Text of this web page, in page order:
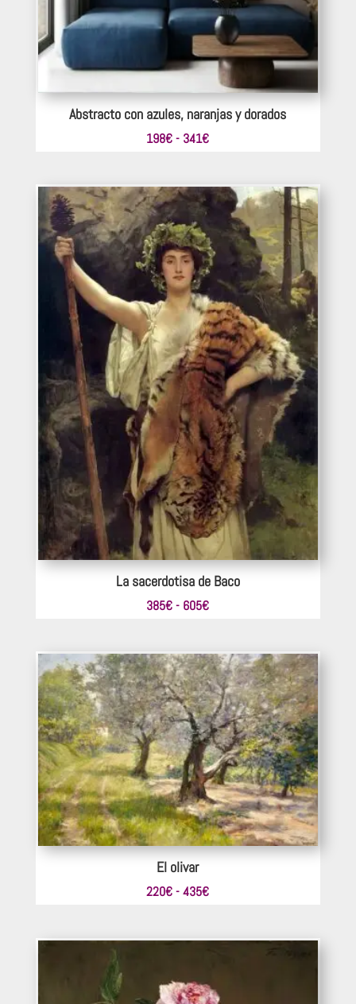
Abstracto con azules, naranjas y dorados
198€ - 341€Rango
desde
198€
hasta
341€
La sacerdotisa de Baco
385€ - 605€Rango
desde
385€
hasta
605€
El olivar
220€ - 435€Rango
hasta